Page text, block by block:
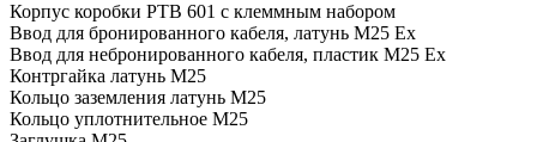
Корпус коробки РТВ 601 с клеммным набором
Ввод для бронированного кабеля, латунь М25 Ех
Ввод для небронированного кабеля, пластик М25 Ех
Контргайка латунь М25
Кольцо заземления латунь М25
Кольцо уплотнительное М25